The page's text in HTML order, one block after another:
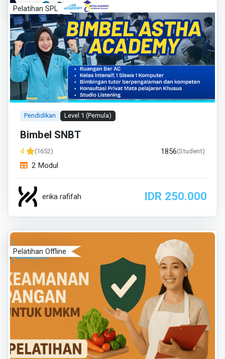
Pelatihan SPL
Pendidikan Level 1 (Pemula)
Bimbel SNBT
4 (1652) 1856(Student)
2 Modul
erika rafifah IDR 250.000
Pelatihan Offline